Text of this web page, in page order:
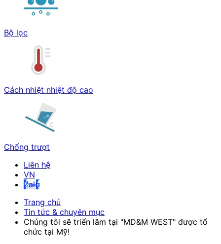
Bộ lọc
Cách nhiệt nhiệt độ cao
Chống trượt
Liên hệ
Zalo
Trang chủ
Tin tức & chuyên mục
Chúng tôi sẽ triển lãm tại "MD&M WEST" được tổ
chức tại Mỹ!